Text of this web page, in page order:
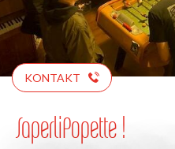
KONTAKT
SaperliPopette !